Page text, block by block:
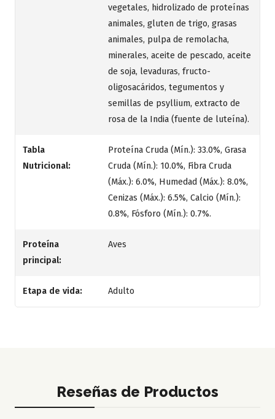
vegetales, hidrolizado de proteínas
animales, gluten de trigo, grasas
animales, pulpa de remolacha,
minerales, aceite de pescado, aceite
de soja, levaduras, fructo-
oligosacáridos, tegumentos y
semillas de psyllium, extracto de
rosa de la India (fuente de luteína).
Tabla
Nutricional:
Proteína Cruda (Mín.): 33.0%, Grasa
Cruda (Mín.): 10.0%, Fibra Cruda
(Máx.): 6.0%, Humedad (Máx.): 8.0%,
Cenizas (Máx.): 6.5%, Calcio (Mín.):
0.8%, Fósforo (Mín.): 0.7%.
Proteína
principal:
Aves
Etapa de vida: Adulto
Reseñas de Productos